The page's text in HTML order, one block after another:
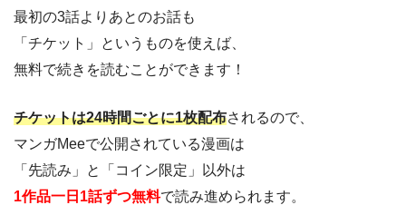
最初の3話よりあとのお話も
「チケット」というものを使えば、
無料で続きを読むことができます！
チケットは24時間ごとに1枚配布されるので、
マンガMeeで公開されている漫画は
「先読み」と「コイン限定」以外は
1作品一日1話ずつ無料で読み進められます。